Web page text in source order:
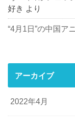
好き より
“4月1日”の中国ア
アーカイブ
2022年4月